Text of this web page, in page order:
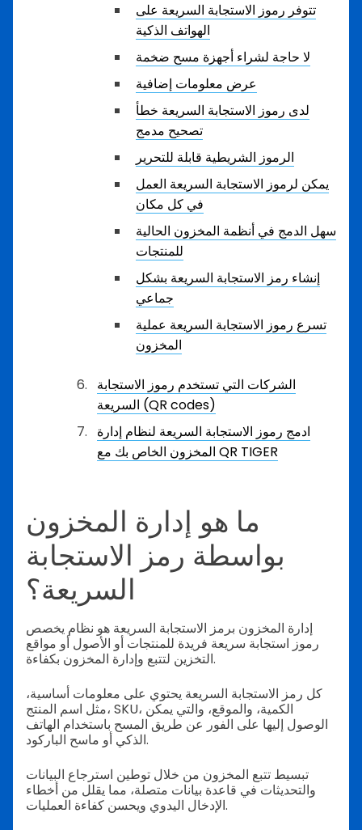
تتوفر رموز الاستجابة السريعة على
الهواتف الذكية
لا حاجة لشراء أجهزة مسح ضخمة
عرض معلومات إضافية
لدى رموز الاستجابة السريعة خطأ
تصحيح مدمج
الرموز الشريطية قابلة للتحرير
يمكن لرموز الاستجابة السريعة العمل
في كل مكان
سهل الدمج في أنظمة المخزون الحالية
للمنتجات
إنشاء رمز الاستجابة السريعة بشكل
جماعي
تسرع رموز الاستجابة السريعة عملية
المخزون
الشركات التي تستخدم رموز الاستجابة
السريعة (QR codes)
ادمج رموز الاستجابة السريعة لنظام إدارة
المخزون الخاص بك مع QR TIGER
ما هو إدارة المخزون
بواسطة رمز الاستجابة
السريعة؟
إدارة المخزون برمز الاستجابة السريعة هو نظام يخصص
رموز استجابة سريعة فريدة للمنتجات أو الأصول أو مواقع
التخزين لتتبع وإدارة المخزون بكفاءة.
كل رمز الاستجابة السريعة يحتوي على معلومات أساسية،
مثل اسم المنتج، SKU، الكمية، والموقع، والتي يمكن
الوصول إليها على الفور عن طريق المسح باستخدام الهاتف
الذكي أو ماسح الباركود.
تبسيط تتبع المخزون من خلال توطين استرجاع البيانات
والتحديثات في قاعدة بيانات متصلة، مما يقلل من أخطاء
الإدخال اليدوي ويحسن كفاءة العمليات.